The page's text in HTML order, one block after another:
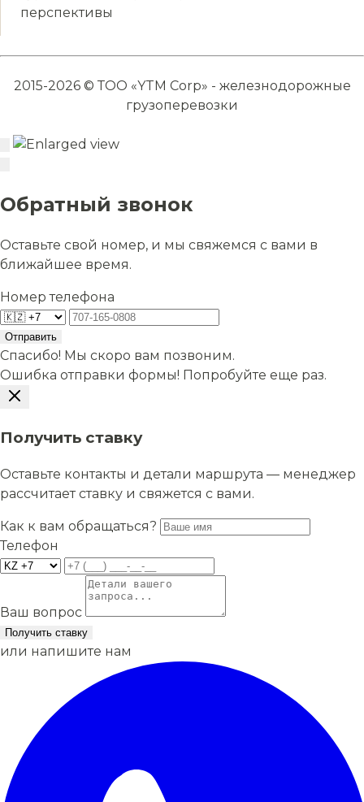
перспективы
2015-2026 © ТОО «YTM Corp» - железнодорожные
грузоперевозки
Обратный звонок
Оставьте свой номер, и мы свяжемся с вами в
ближайшее время.
Номер телефона
Отправить
Спасибо! Мы скоро вам позвоним.
Ошибка отправки формы! Попробуйте еще раз.
Получить ставку
Оставьте контакты и детали маршрута — менеджер
рассчитает ставку и свяжется с вами.
Как к вам обращаться?
Телефон
Ваш вопрос
Получить ставку
или напишите нам